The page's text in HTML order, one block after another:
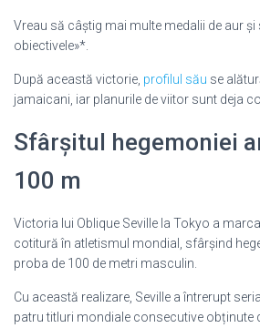
Vreau să câștig mai multe medalii de aur
obiectivele»*.
După această victorie, profilul său se
jamaicani, iar planurile de viitor sunt deja
Sfârșitul hegemoniei
100 m
Victoria lui Oblique Seville la Tokyo a
cotitură în atletismul mondial, sfârșind
proba de 100 de metri masculin.
Cu această realizare, Seville a întrerupt
patru titluri mondiale consecutive obținute